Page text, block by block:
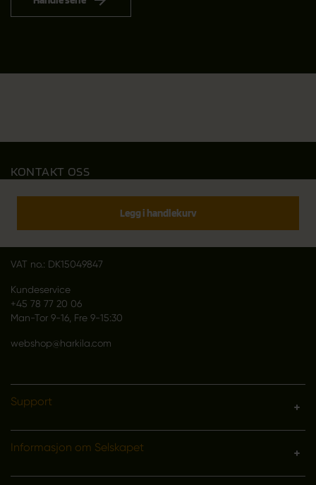
Legg i handlekurv
KONTAKT OSS
Outfit International A/S
VAT no.: DK15049847
Kundeservice
+45 78 77 20 06
Man-Tor 9-16, Fre 9-15:30
webshop@harkila.com
Support
Informasjon om Selskapet